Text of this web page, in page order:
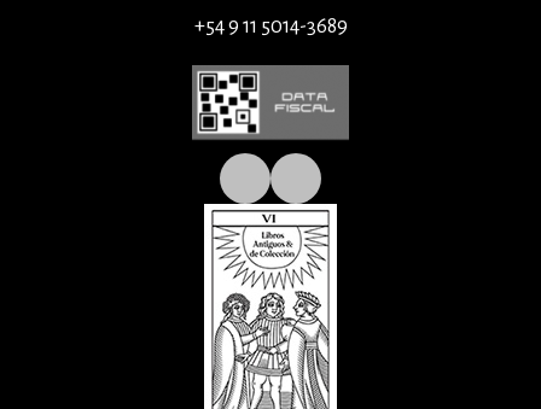
+54 9 11 5014-3689